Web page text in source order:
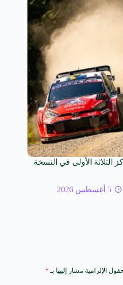
الثلاثة الأولى في النسخة
5 أغسطس 2026
الإلزامية مشار إليها بـ *